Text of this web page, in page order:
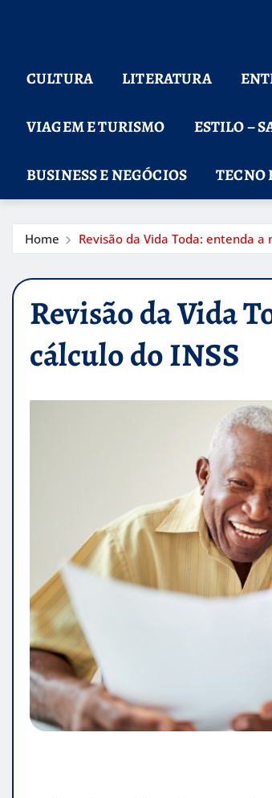
CULTURA LITERATURA
VIAGEM E TURISMO ESTILO –
BUSINESS E NEGÓCIOS TECNO
Home Revisão da Vida Toda: entenda a
Revisão da Vida
cálculo do INSS